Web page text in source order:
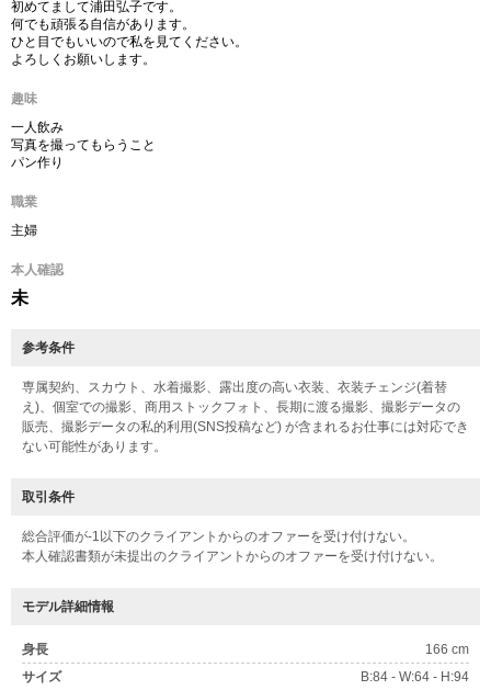
初めてまして浦田弘子です。
何でも頑張る自信があります。
ひと目でもいいので私を見てください。
よろしくお願いします。
趣味
一人飲み
写真を撮ってもらうこと
パン作り
職業
主婦
本人確認
未
参考条件
専属契約、スカウト、水着撮影、露出度の高い衣装、衣装チェンジ(着替
え)、個室での撮影、商用ストックフォト、長期に渡る撮影、撮影データの
販売、撮影データの私的利用(SNS投稿など) が含まれるお仕事には対応でき
ない可能性があります。
取引条件
総合評価が-1以下のクライアントからのオファーを受け付けない。
本人確認書類が未提出のクライアントからのオファーを受け付けない。
モデル詳細情報
身長
166 cm
サイズ
B:84 - W:64 - H:94